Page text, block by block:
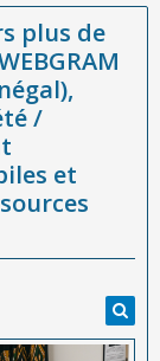
et d'équité-
d'applications
plus de
/
et